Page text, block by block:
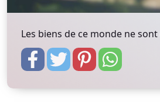
Les biens de ce monde ne